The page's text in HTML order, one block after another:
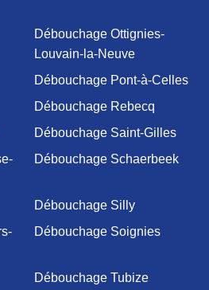
Débouchage Ottignies-
Louvain-la-Neuve
Débouchage Pont-à-Celles
Débouchage Rebecq
Débouchage Saint-Gilles
Débouchage Schaerbeek
Débouchage Silly
Débouchage Soignies
Débouchage Tubize